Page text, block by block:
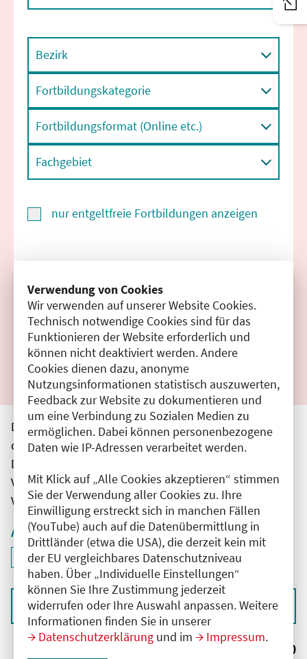
Verwendung von Cookies
Wir verwenden auf unserer Website Cookies.
Technisch notwendige Cookies sind für das
Funktionieren der Website erforderlich und
können nicht deaktiviert werden. Andere
Cookies dienen dazu, anonyme
Nutzungsinformationen statistisch auszuwerten,
Feedback zur Website zu dokumentieren und
um eine Verbindung zu Sozialen Medien zu
ermöglichen. Dabei können personenbezogene
Daten wie IP-Adressen verarbeitet werden.
Mit Klick auf „Alle Cookies akzeptieren“ stimmen
Sie der Verwendung aller Cookies zu. Ihre
Einwilligung erstreckt sich in manchen Fällen
(YouTube) auch auf die Datenübermittlung in
Drittländer (etwa die USA), die derzeit kein mit
der EU vergleichbares Datenschutzniveau
haben. Über „Individuelle Einstellungen“
können Sie Ihre Zustimmung jederzeit
widerrufen oder Ihre Auswahl anpassen. Weitere
Informationen finden Sie in unserer
Datenschutzerklärung und im Impressum.
Bezirk
Fortbildungskategorie
Fortbildungsformat (Online etc.)
Fachgebiet
nur entgeltfreie Fortbildungen anzeigen
Filter zurücksetzen
Ergebnisse drucken
Die hier aufgeführten Veranstaltungen entsprechen
den unmittelbar vom Veranstalter getätigten Angaben.
Die Ärztekammer Berlin übernimmt keine
Verantwortung für den Inhalt, die Haftung obliegt dem
Veranstalter.
Aktive Filter
Filter
ID: ANT-2502495
deaktivieren und Suchergebnisse neu laden
Sortieren nach
Ergebnisse: 0